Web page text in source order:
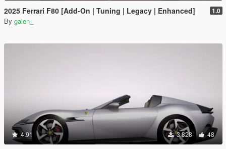
2025 Ferrari F80 [Add-On | Tuning | Legacy | Enhanced] 1.0
By galen_
4.91 3.828 48